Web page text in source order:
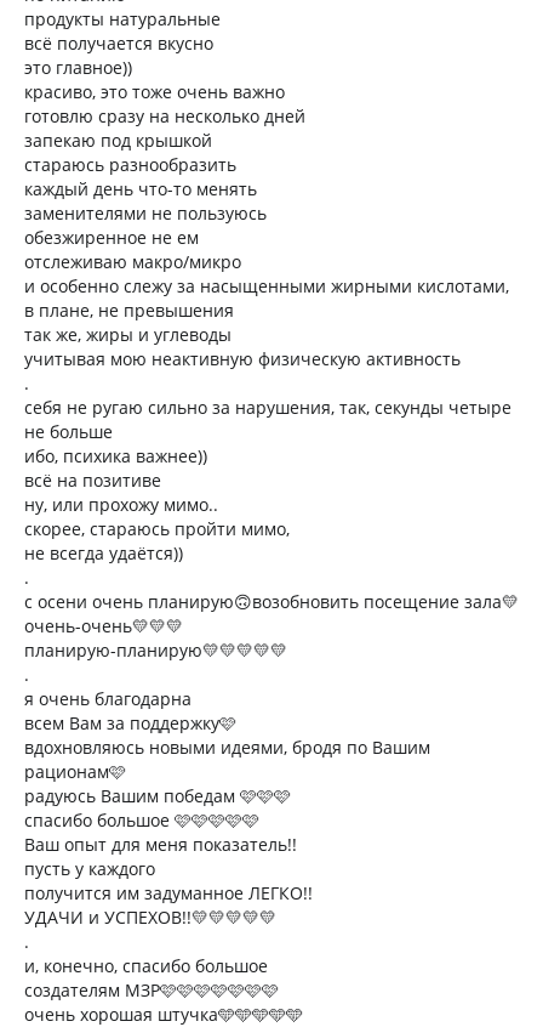
продукты натуральные
всё получается вкусно
это главное))
красиво, это тоже очень важно
готовлю сразу на несколько дней
запекаю под крышкой
стараюсь разнообразить
каждый день что-то менять
заменителями не пользуюсь
обезжиренное не ем
отслеживаю макро/микро
и особенно слежу за насыщенными жирными кислотами,
в плане, не превышения
так же, жиры и углеводы
учитывая мою неактивную физическую активность
.
себя не ругаю сильно за нарушения, так, секунды четыре
не больше
ибо, психика важнее))
всё на позитиве
ну, или прохожу мимо..
скорее, стараюсь пройти мимо,
не всегда удаётся))
.
с осени очень планирую🙃возобновить посещение зала💛
очень-очень💛💛💛
планирую-планирую💛💛💛💛💛
.
я очень благодарна
всем Вам за поддержку🩷
вдохновляюсь новыми идеями, бродя по Вашим
рационам🩷
радуюсь Вашим победам 🩷🩷🩷
спасибо большое 🩷🩷🩷🩷🩷
Ваш опыт для меня показатель!!
пусть у каждого
получится им задуманное ЛЕГКО!!
УДАЧИ и УСПЕХОВ!!💛💛💛💛💛
.
и, конечно, спасибо большое
создателям МЗР🩷🩷🩷🩷🩷🩷🩷
очень хорошая штучка🩵🩵🩵🩵🩵